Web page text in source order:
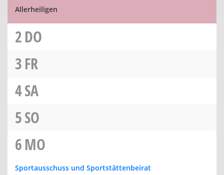
Allerheiligen
2DO
3FR
4SA
5SO
6MO
Sportausschuss und Sportstättenbeirat